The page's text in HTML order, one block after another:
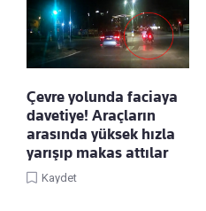
Çevre yolunda faciaya
davetiye! Araçların
arasında yüksek hızla
yarışıp makas attılar
Kaydet